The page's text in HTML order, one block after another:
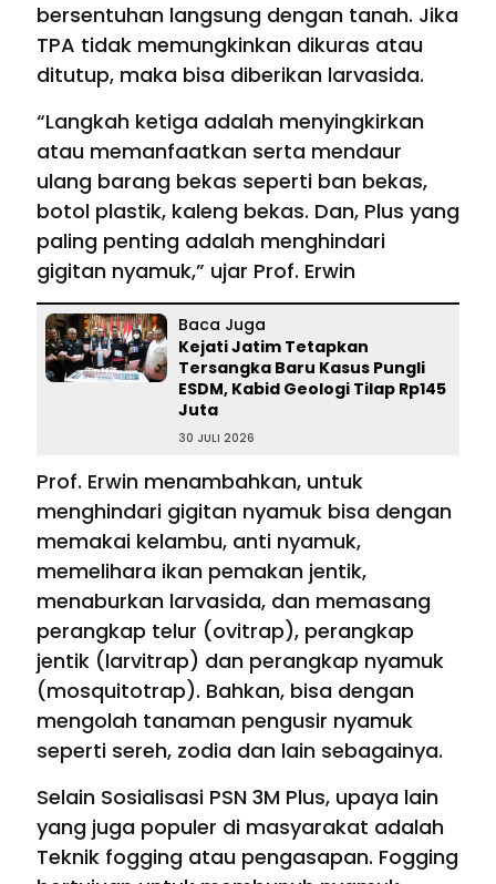
bersentuhan langsung dengan tanah. Jika
TPA tidak memungkinkan dikuras atau
ditutup, maka bisa diberikan larvasida.
“Langkah ketiga adalah menyingkirkan
atau memanfaatkan serta mendaur
ulang barang bekas seperti ban bekas,
botol plastik, kaleng bekas. Dan, Plus yang
paling penting adalah menghindari
gigitan nyamuk,” ujar Prof. Erwin
Baca Juga
Kejati Jatim Tetapkan
Tersangka Baru Kasus Pungli
ESDM, Kabid Geologi Tilap Rp145
Juta
30 JULI 2026
Prof. Erwin menambahkan, untuk
menghindari gigitan nyamuk bisa dengan
memakai kelambu, anti nyamuk,
memelihara ikan pemakan jentik,
menaburkan larvasida, dan memasang
perangkap telur (ovitrap), perangkap
jentik (larvitrap) dan perangkap nyamuk
(mosquitotrap). Bahkan, bisa dengan
mengolah tanaman pengusir nyamuk
seperti sereh, zodia dan lain sebagainya.
Selain Sosialisasi PSN 3M Plus, upaya lain
yang juga populer di masyarakat adalah
Teknik fogging atau pengasapan. Fogging